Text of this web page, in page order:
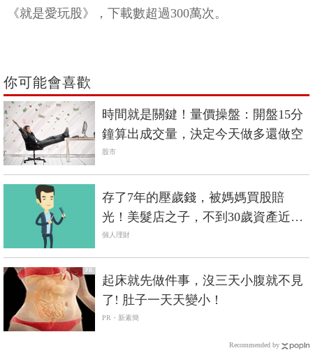
《就是愛玩股》，下載數超過300萬次。
你可能會喜歡
時間就是關鍵！量價操盤：開盤15分
鐘算出成交量，決定今天做多還做空
股市
存了7年的壓歲錢，被媽媽買股賠
光！美髮店之子，不到30歲資產近百
萬
個人理財
PR
起床就先做件事，沒三天小腹就不見
了! 肚子一天天變小！
PR・新素簡
Recommended by